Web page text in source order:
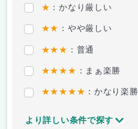
★ ：かなり厳しい
★★ ：やや厳しい
★★★ ：普通
★★★★ ：まぁ楽勝
★★★★★ ：かなり楽勝
より詳しい条件で探す